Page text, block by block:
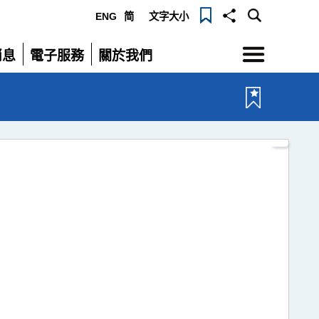
ENG 简 文字大小
電子服務
展開
關於我們
展開
選單